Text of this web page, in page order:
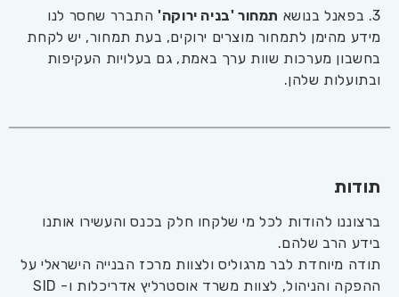
3. בפאנל בנושא תמחור 'בניה ירוקה'התברר שחסר לנו
מידע מהימן לתמחור מוצרים ירוקים, בעת תמחור, יש לקחת
בחשבון מערכות שוות ערך באמת, גם בעלויות העקיפות
ובתועלות שלהן.
תודות
ברצוננו להודות לכל מי שלקחו חלק בכנס והעשירו אותנו
בידע הרב שלהם.
תודה מיוחדת לבר מרגוליס ולצוות מרכז הבנייה הישראלי על
ההפקה והניהול, לצוות משרד אוסטרליץ אדריכלות ו- SID